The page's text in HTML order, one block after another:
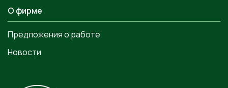
О фирме
Предложения о работе
Новости